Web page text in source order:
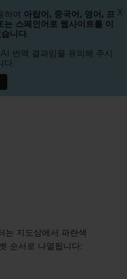
검색
메뉴
는 지도상에서 파란색
순서로 나열됩니다:
뉴
하여 아랍어, 중국어, 영어, 프
스페인어로 웹사이트를 이
니다.
번역 결과임을 유의해 주시
다.
X